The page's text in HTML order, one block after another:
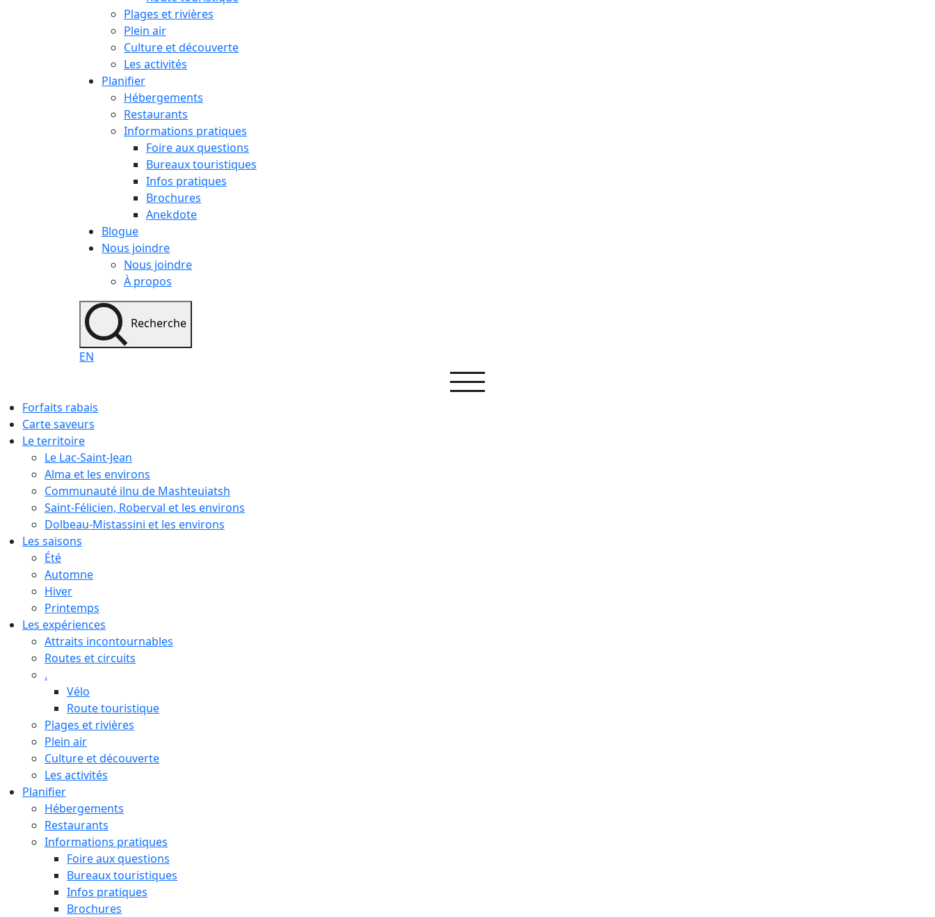
Plages et rivières
Plein air
Culture et découverte
Les activités
Planifier
Hébergements
Restaurants
Informations pratiques
Foire aux questions
Bureaux touristiques
Infos pratiques
Brochures
Anekdote
Blogue
Nous joindre
Nous joindre
À propos
Recherche
EN
Forfaits rabais
Carte saveurs
Le territoire
Le Lac-Saint-Jean
Alma et les environs
Communauté ilnu de Mashteuiatsh
Saint-Félicien, Roberval et les environs
Dolbeau-Mistassini et les environs
Les saisons
Été
Automne
Hiver
Printemps
Les expériences
Attraits incontournables
Routes et circuits
.
Vélo
Route touristique
Plages et rivières
Plein air
Culture et découverte
Les activités
Planifier
Hébergements
Restaurants
Informations pratiques
Foire aux questions
Bureaux touristiques
Infos pratiques
Brochures